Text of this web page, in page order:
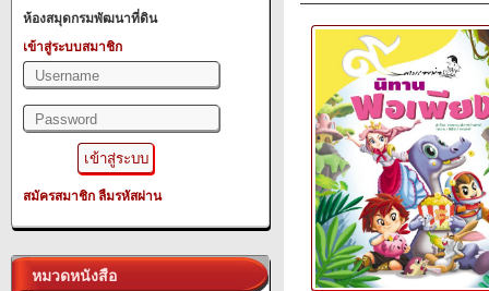
ห้องสมุดกรมพัฒนาที่ดิน
เข้าสู่ระบบสมาชิก
สมัครสมาชิก ลืมรหัสผ่าน
หมวดหนังสือ